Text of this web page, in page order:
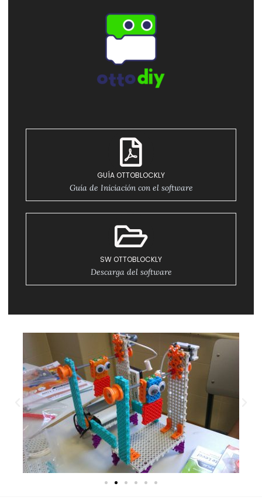
GUÍA OTTOBLOCKLY
Guía de Iniciación con el software
SW OTTOBLOCKLY
Descarga del software